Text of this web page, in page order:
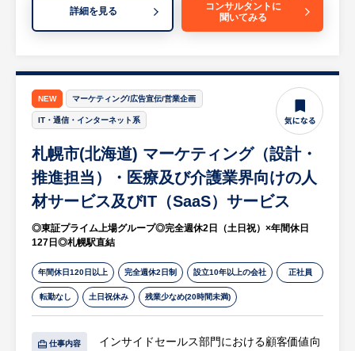
・札幌を拠点としながらも、全社横断的なプ
出す、非常にやりがいのある業務に携わって
いただけます。
1.生成AIを活用した業務改善プロジェクトの
推進
・現場ヒアリングと課題抽出：
各部門（インサイドセールス、カスタマー
サポート、管理部門等）の業務フローを可視
化し、生成AIによる自動化・効率化が可能な
ポイントを特定します 。
・ソリューション設計：
プロンプトエンジニアリングや既存のAIツ
クフローを設計します 。
詳細を見る
コンサルタントに
聞いてみる
NEW マーケティング/広告宣伝/営業企画
IT・通信・インターネット系
札幌市(北海道) マーケティング（設計・
推進担当）・医療及び介護業界向けの人
材サービス及びIT（SaaS）サービス
◎東証プライム上場グループ◎完全週休2日（土日祝）×年間休日
127日◎札幌駅直結
年間休日120日以上 完全週休2日制 設立10年以上の会社 正社員
転勤なし 土日祝休み 残業少なめ(20時間未満)
仕事内容
インサイドセールス部門における顧客価値向